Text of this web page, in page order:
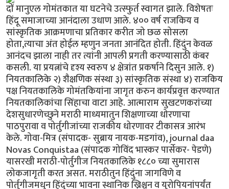
दों मानुएल गोमंतकात या घटनेचे उत्स्फुर्त स्वागत झाले. विशेषतः
हिंदू समाजाच्या आनंदाला उधाण आले. ४०० वर्ष राजकिय व
सांस्कृतिक आक्रमणाचा प्रतिकार करीत जो छळ सोसला
होता,त्याचा अंत होईल म्हणुन जनता आनंदित होती. हिंदुंन केवळ
आनंदच झाला नाही तर त्यांनी आपली प्रगती करण्यासाठी कंबर
कसली. या प्रयत्नांचे दृश्य स्वरुप ४ क्षेत्रांत प्रकर्षाने दिसुन आले. १)
नियतकालिके २) शैक्षणिक संस्था ३) सांस्कृतिक संस्था ४) राजकिय
पक्ष नियतकालिके गोमंतकियांना जागृत करुन कार्यप्रवृत्त करण्यात
नियतकालिकांचा सिंहाचा वाटा आहे. आत्माराम सुखटणकरांच्या
देशसुधारणेच्छुने मराठी माध्यमातुन शिक्षणाच्या धोरणाचा
पाठपुरावा व पोर्तुगीजांच्या राजकीय धोरणावर टीकासत्र आरंभ
केले. गोवा-मित्र (संपादक- सुब्राय नायक-मडगांव), journal daa
Novas Conquistaa (संपादक गोविंद भास्कर पार्सेकर- पेडणे)
यासरखी मराठी-पोर्तुगीज नियतकालिके १८८० च्या सुमारास
लोकजागृती करत असत. मराठीतुन हिंदुंना जागविणे व
पोर्तुगीजमधुन हिंदुंच्या भावना स्थानिक ख्रिश्चन व युरोपियनांपर्यंत